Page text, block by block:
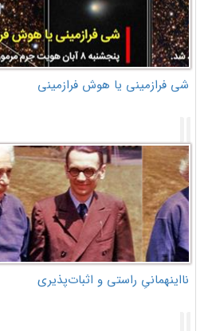
شی فرازمینی یا هوش فرازمینی
نااینهمانیِ راستی و اثبات‌پذیری